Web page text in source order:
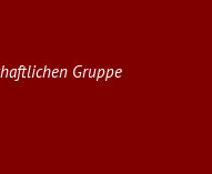
Gruppe